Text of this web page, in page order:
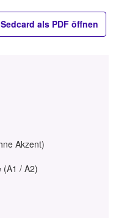
Sedcard als PDF öffnen
Akzent)
(A1 / A2)